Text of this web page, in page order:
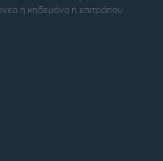
ή κηδεμόνα ή επιτρόπου